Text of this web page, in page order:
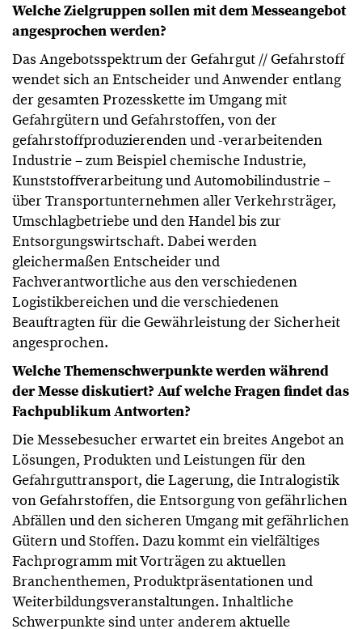
Welche Zielgruppen sollen mit dem Messeangebot
angesprochen werden?
Das Angebotsspektrum der Gefahrgut // Gefahrstoff
wendet sich an Entscheider und Anwender entlang
der gesamten Prozesskette im Umgang mit
Gefahrgütern und Gefahrstoffen, von der
gefahrstoffproduzierenden und -verarbeitenden
Industrie – zum Beispiel chemische Industrie,
Kunststoffverarbeitung und Automobilindustrie –
über Transportunternehmen aller Verkehrsträger,
Umschlagbetriebe und den Handel bis zur
Entsorgungswirtschaft. Dabei werden
gleichermaßen Entscheider und
Fachverantwortliche aus den verschiedenen
Logistikbereichen und die verschiedenen
Beauftragten für die Gewährleistung der Sicherheit
angesprochen.
Welche Themenschwerpunkte werden während
der Messe diskutiert? Auf welche Fragen findet das
Fachpublikum Antworten?
Die Messebesucher erwartet ein breites Angebot an
Lösungen, Produkten und Leistungen für den
Gefahrguttransport, die Lagerung, die Intralogistik
von Gefahrstoffen, die Entsorgung von gefährlichen
Abfällen und den sicheren Umgang mit gefährlichen
Gütern und Stoffen. Dazu kommt ein vielfältiges
Fachprogramm mit Vorträgen zu aktuellen
Branchenthemen, Produktpräsentationen und
Weiterbildungsveranstaltungen. Inhaltliche
Schwerpunkte sind unter anderem aktuelle